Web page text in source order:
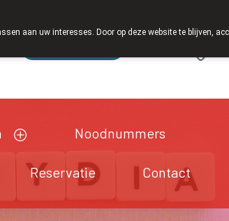
Noodnummers
Reservatie Contact
aan uw interesses. Door op deze website te blijven,